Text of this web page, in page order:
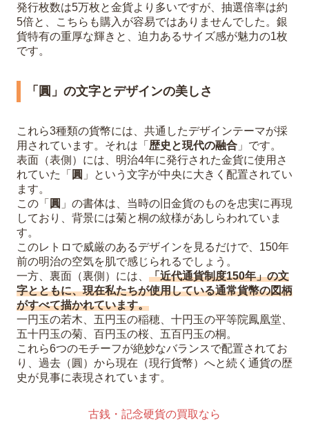
発行枚数は5万枚と金貨より多いですが、抽選倍率は約
5倍と、こちらも購入が容易ではありませんでした。銀
貨特有の重厚な輝きと、迫力あるサイズ感が魅力の1枚
です。
「圓」の文字とデザインの美しさ
これら3種類の貨幣には、共通したデザインテーマが採
用されています。それは「 歴史と現代の融合 」です。
表面（表側）には、明治4年に発行された金貨に使用さ
れていた「 圓 」という文字が中央に大きく配置されてい
ます。
この「 圓 」の書体は、当時の旧金貨のものを忠実に再現
しており、背景には菊と桐の紋様があしらわれていま
す。
このレトロで威厳のあるデザインを見るだけで、150年
前の明治の空気を肌で感じられるでしょう。
一方、裏面（裏側）には、 「近代通貨制度150年」の文
字とともに、現在私たちが使用している通常貨幣の図柄
がすべて描かれています。
一円玉の若木、五円玉の稲穂、十円玉の平等院鳳凰堂、
五十円玉の菊、百円玉の桜、五百円玉の桐。
これら6つのモチーフが絶妙なバランスで配置されてお
り、過去（圓）から現在（現行貨幣）へと続く通貨の歴
史が見事に表現されています。
古銭・記念硬貨の買取なら